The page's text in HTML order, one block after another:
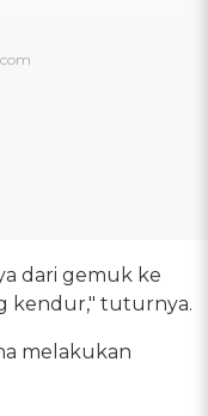
dari gemuk ke
kendur," tuturnya.
melakukan